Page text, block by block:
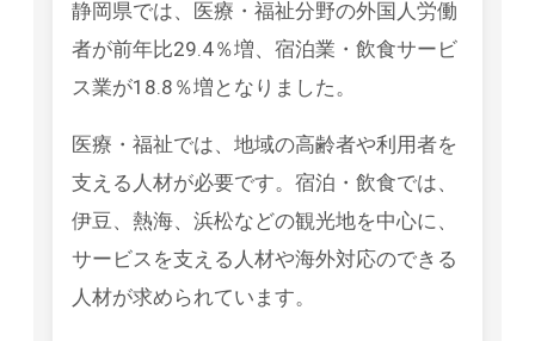
静岡県では、医療・福祉分野の外国人労働
者が前年比29.4％増、宿泊業・飲食サービ
ス業が18.8％増となりました。
医療・福祉では、地域の高齢者や利用者を
支える人材が必要です。宿泊・飲食では、
伊豆、熱海、浜松などの観光地を中心に、
サービスを支える人材や海外対応のできる
人材が求められています。